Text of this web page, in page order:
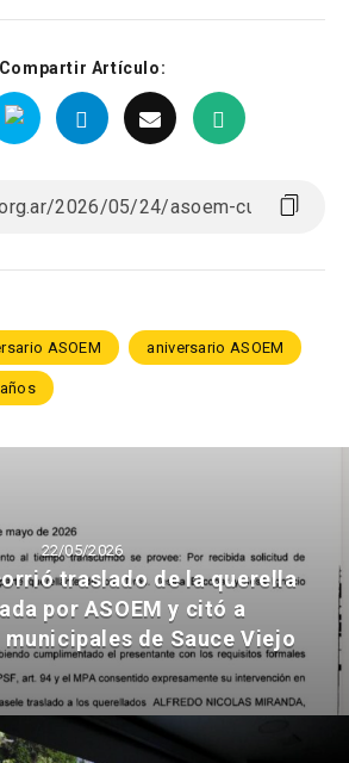
Compartir Artículo:
ASOEM aniversario ASOEM
22/05/2026
traslado de la querella
por ASOEM y citó a
de Sauce Viejo